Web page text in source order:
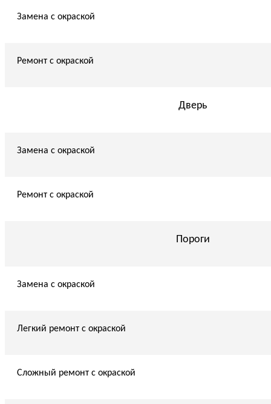
Замена с окраской
Ремонт с окраской
Дверь
Замена с окраской
Ремонт с окраской
Пороги
Замена с окраской
Легкий ремонт с окраской
Сложный ремонт с окраской